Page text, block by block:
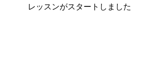
レッスンがスタートしました